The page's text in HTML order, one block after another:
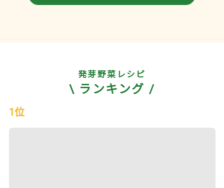
発芽野菜レシピ
\ ランキング /
1位